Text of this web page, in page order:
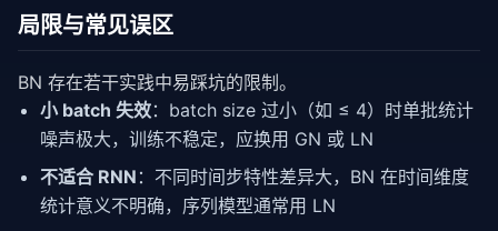
局限与常见误区
BN 存在若干实践中易踩坑的限制。
小 batch 失效：batch size 过小（如 ≤ 4）时单批统计
噪声极大，训练不稳定，应换用 GN 或 LN
不适合 RNN ：不同时间步特性差异大，BN 在时间维度
统计意义不明确，序列模型通常用 LN